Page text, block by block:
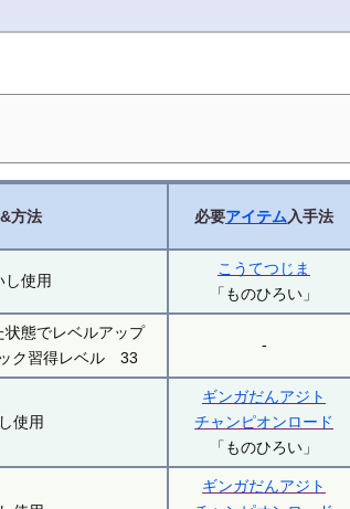
方法 必要アイテム 入手法
し使用
こうてつじま
「ものひろい」
態でレベルアップ
ク習得レベル 33
-
使用
ギンガだんアジト
チャンピオンロード
「ものひろい」
ギンガだんアジト